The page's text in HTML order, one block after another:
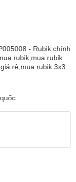
- Rubik chính
rubik,mua rubik
rẻ,mua rubik 3x3